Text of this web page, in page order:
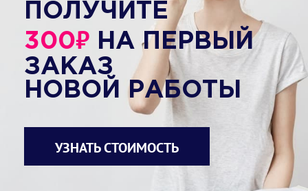
ПОЛУЧИТЕ
300₽ НА ПЕРВЫЙ
ЗАКАЗ
НОВОЙ РАБОТЫ
УЗНАТЬ СТОИМОСТЬ